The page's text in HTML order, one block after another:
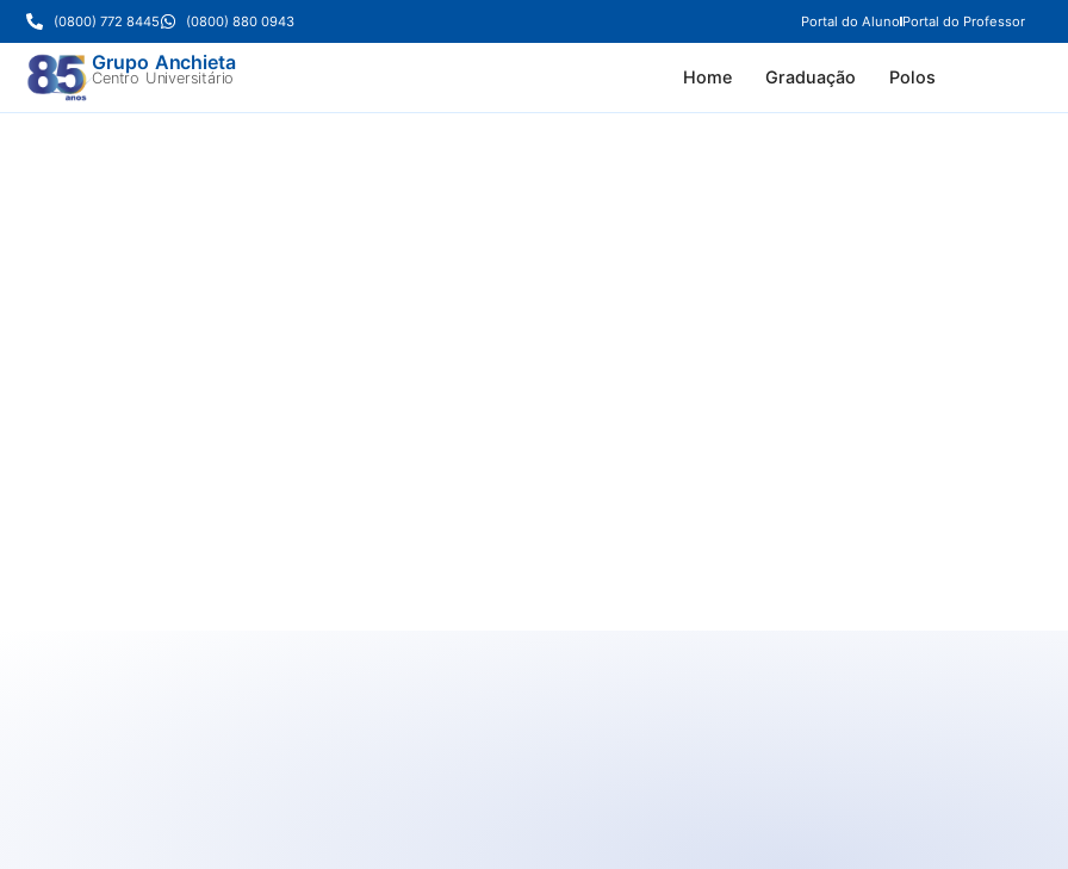
(0800) 772 8445 (0800) 880 0943 Portal do Aluno Portal do Professor
Grupo Anchieta
Centro Universitário Home Graduação Polos